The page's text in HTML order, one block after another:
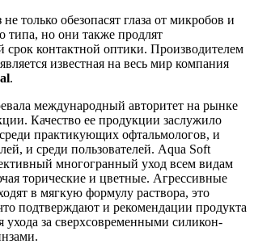
только обезопасят глаза от микробов и
типа, но они также продлят
срок контактной оптики. Производителем
известная на весь мир компания
.
международный авторитет на рынке
Качество ее продукции заслужило
практикующих офтальмологов, и
и среди пользователей. Aqua Soft
многогранный уход всем видам
торические и цветные. Агрессивные
в мягкую формулу раствора, это
подтверждают и рекомендации продукта
ухода за сверхсовременными силикон-